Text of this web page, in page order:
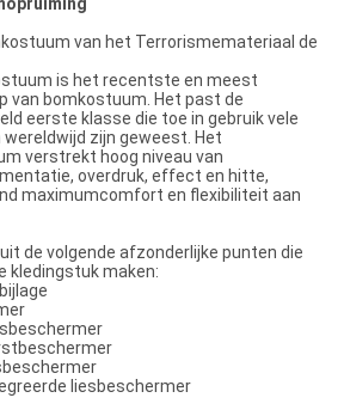
van het Terrorismemateriaal de
is het recentste en meest
van bomkostuum. Het past de
eerste klasse die toe in gebruik vele
zijn geweest. Het
verstrekt hoog niveau van
overdruk, effect en hitte,
maximumcomfort en flexibiliteit aan
de volgende afzonderlijke punten die
kledingstuk maken:
liesbeschermer